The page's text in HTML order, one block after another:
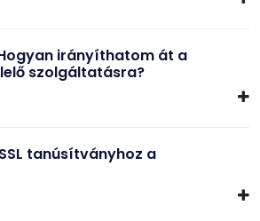
irányíthatom át a
szolgáltatásra?
tanúsítványhoz a